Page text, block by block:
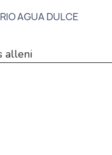
AGUA DULCE
alleni